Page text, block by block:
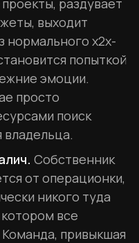
раздувает
выходит
нормального x2x-
попыткой
эмоции.
просто
поиск
Собственник
от операционки,
никого туда
все
привыкшая